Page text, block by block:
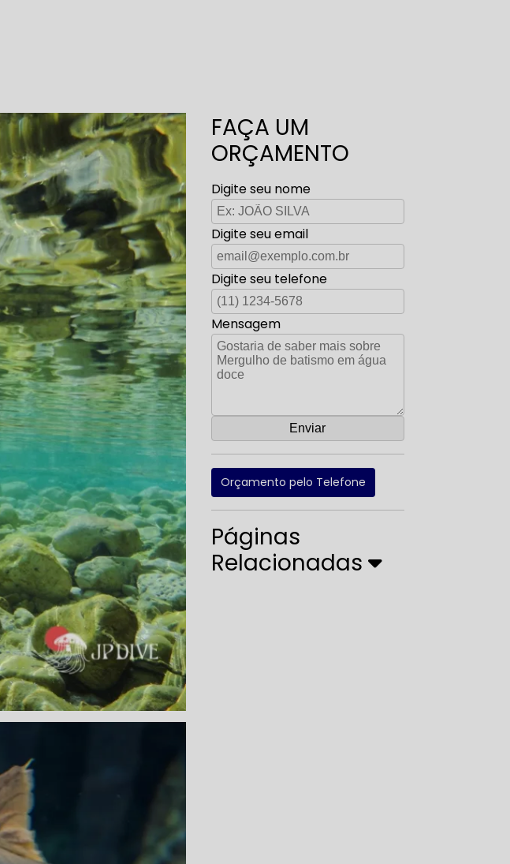
FAÇA UM
ORÇAMENTO
Digite seu nome
Digite seu email
Digite seu telefone
Mensagem
Orçamento pelo Telefone
Páginas
Relacionadas